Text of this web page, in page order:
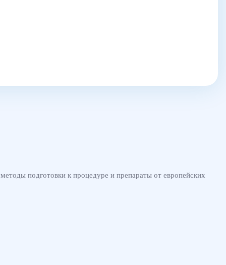
подготовки к процедуре и препараты от европейских